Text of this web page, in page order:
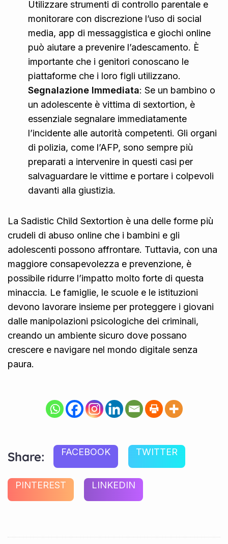
Utilizzare strumenti di controllo parentale e
monitorare con discrezione l’uso di social
media, app di messaggistica e giochi online
può aiutare a prevenire l’adescamento. È
importante che i genitori conoscano le
piattaforme che i loro figli utilizzano.
Segnalazione Immediata: Se un bambino o
un adolescente è vittima di sextortion, è
essenziale segnalare immediatamente
l’incidente alle autorità competenti. Gli organi
di polizia, come l’AFP, sono sempre più
preparati a intervenire in questi casi per
salvaguardare le vittime e portare i colpevoli
davanti alla giustizia.
La Sadistic Child Sextortion è una delle forme più
crudeli di abuso online che i bambini e gli
adolescenti possono affrontare. Tuttavia, con una
maggiore consapevolezza e prevenzione, è
possibile ridurre l’impatto molto forte di questa
minaccia. Le famiglie, le scuole e le istituzioni
devono lavorare insieme per proteggere i giovani
dalle manipolazioni psicologiche dei criminali,
creando un ambiente sicuro dove possano
crescere e navigare nel mondo digitale senza
paura.
Share: FACEBOOK TWITTER
PINTEREST LINKEDIN